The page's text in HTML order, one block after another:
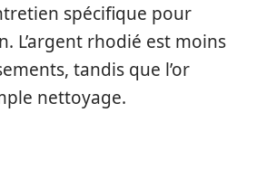
spécifique pour
L’argent rhodié est moins
tandis que l’or
nettoyage.